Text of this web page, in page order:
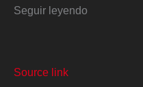
Seguir leyendo
Source link